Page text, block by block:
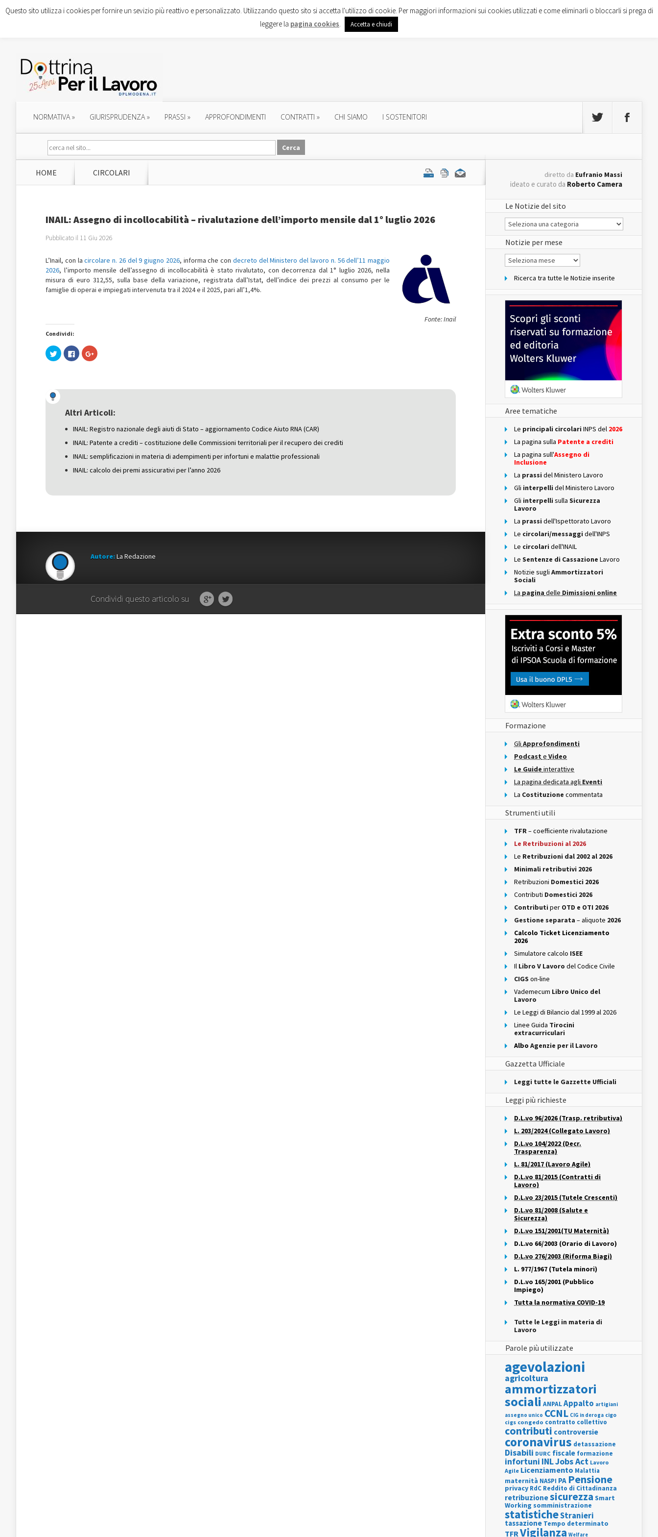
NORMATIVA» GIURISPRUDENZA» PRASSI » APPROFONDIMENTI CONTRATTI » CHI SIAMO I SOSTENITORI
HOME CIRCOLARI
INAIL: Assegno di incollocabilità – rivalutazione dell’importo mensile dal 1° luglio 2026
Pubblicato il 11 Giu 2026
L’Inail, con lacircolare n. 26 del 9 giugno 2026, informa che con decreto del Ministero del lavoro n. 56 dell’11 maggio
2026, l’importo mensile dell’assegno di incollocabilità è stato rivalutato, con decorrenza dal 1° luglio 2026, nella
misura di euro 312,55, sulla base della variazione, registrata dall’Istat, dell’indice dei prezzi al consumo per le
famiglie di operai e impiegati intervenuta tra il 2024 e il 2025, pari all’1,4%.
Fonte: Inail
Condividi:
Fai
clic
(Si
apre
una
nuova
Fai
clic
nuova
finestra)
Fai
clic
una
nuova
Altri Articoli:
INAIL: Registro nazionale degli aiuti di Stato – aggiornamento Codice Aiuto RNA (CAR)
INAIL: Patente a crediti – costituzione delle Commissioni territoriali per il recupero dei crediti
INAIL: semplificazioni in materia di adempimenti per infortuni e malattie professionali
INAIL: calcolo dei premi assicurativi per l’anno 2026
Autore:La Redazione
Condividi questo articolo su
diretto da Eufranio Massi
ideato e curato da Roberto Camera
Le Notizie del sito
Le
Notizie
del
sito
Notizie per mese
Notizie
per
Ricerca tra tutte le Notizie inserite
Aree tematiche
Le principali circolari INPS del 2026
La pagina sulla Patente a crediti
La pagina sull'Assegno di
Inclusione
La prassi del Ministero Lavoro
Gli interpelli del Ministero Lavoro
Gli interpelli sulla Sicurezza
Lavoro
La prassi dell'Ispettorato Lavoro
Le circolari/messaggi dell'INPS
Le circolari dell'INAIL
Le Sentenze di Cassazione Lavoro
Notizie sugli Ammortizzatori
Sociali
La pagina delle Dimissioni online
Formazione
Gli Approfondimenti
Podcast e Video
Le Guide interattive
La pagina dedicata agli Eventi
La Costituzione commentata
Strumenti utili
TFR– coefficiente rivalutazione
Le Retribuzioni al 2026
Le Retribuzioni dal 2002 al 2026
Minimali retributivi 2026
Retribuzioni Domestici 2026
Contributi Domestici 2026
Contributi per OTD e OTI 2026
Gestione separata – aliquote 2026
Calcolo Ticket Licenziamento
2026
Simulatore calcolo ISEE
Il Libro V Lavoro del Codice Civile
CIGS on-line
Vademecum Libro Unico del
Lavoro
Le Leggi di Bilancio dal 1999 al 2026
Linee Guida Tirocini
extracurriculari
Albo Agenzie per il Lavoro
Gazzetta Ufficiale
Leggi tutte le Gazzette Ufficiali
Leggi più richieste
D.L.vo 96/2026 (Trasp. retributiva)
L. 203/2024 (Collegato Lavoro)
D.L.vo 104/2022 (Decr.
Trasparenza)
L. 81/2017 (Lavoro Agile)
D.L.vo 81/2015 (Contratti di
Lavoro)
D.L.vo 23/2015 (Tutele Crescenti)
D.L.vo 81/2008 (Salute e
Sicurezza)
D.L.vo 151/2001(TU Maternità)
D.L.vo 66/2003 (Orario di Lavoro)
D.L.vo 276/2003 (Riforma Biagi)
L. 977/1967 (Tutela minori)
D.L.vo 165/2001 (Pubblico
Impiego)
Tutta la normativa COVID-19
Tutte le Leggi in materia di
Lavoro
Parole più utilizzate
agevolazioni
agricoltura
ammortizzatori
sociali ANPALAppalto artigiani
assegno unico CCNL CIG in deroga cigo
cigs congedo contratto collettivo
contributi controversie
coronavirus detassazione
Disabili DURC fiscale formazione
infortuni INLJobs Act Lavoro
Agile Licenziamento Malattia
maternità NASPI PA Pensione
privacy RdC Reddito di Cittadinanza
retribuzionesicurezza Smart
Working somministrazione
statisticheStranieri
tassazione Tempo determinato
TFRVigilanza Welfare
Questo sito utilizza i cookies per fornire un sevizio più reattivo e personalizzato. Utilizzando questo sito si accetta l'utilizzo di cookie. Per maggiori informazioni sui cookies utilizzati e come eliminarli o bloccarli si prega di
leggere la pagina cookies. Accetta e chiudi